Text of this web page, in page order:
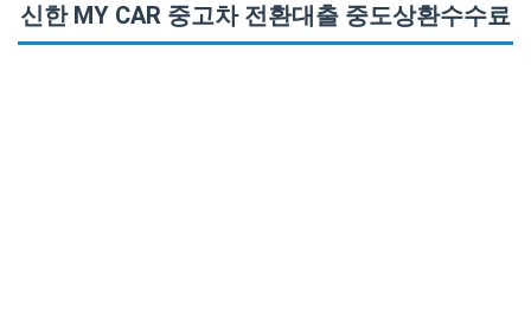
신한 MY CAR 중고차 전환대출 중도상환수수료